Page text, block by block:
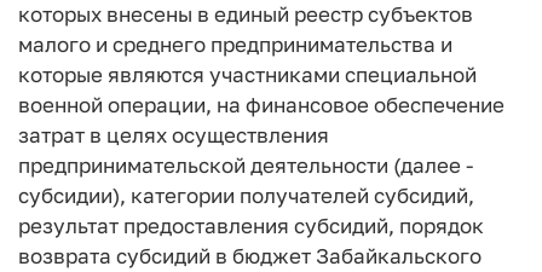
которых внесены в единый реестр субъектов
малого и среднего предпринимательства и
которые являются участниками специальной
военной операции, на финансовое обеспечение
затрат в целях осуществления
предпринимательской деятельности (далее -
субсидии), категории получателей субсидий,
результат предоставления субсидий, порядок
возврата субсидий в бюджет Забайкальского